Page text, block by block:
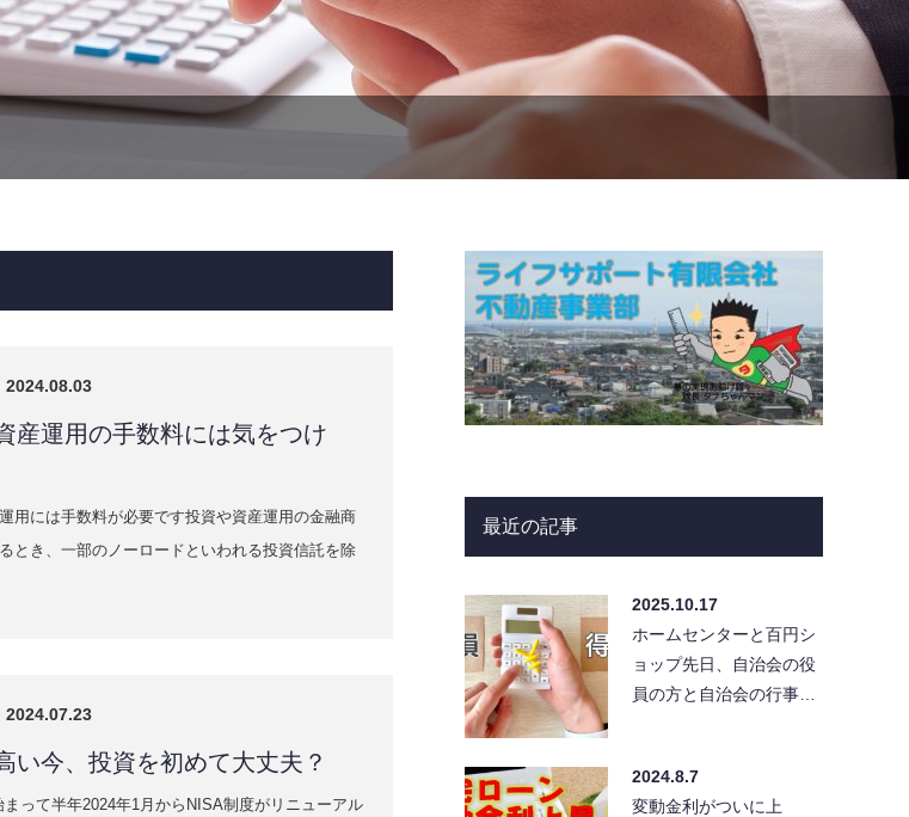
2024.08.03
産運用の手数料には気をつけ
用には手数料が必要です投資や資産運用の金融商
とき、一部のノーロードといわれる投資信託を除
2024.07.23
い今、投資を初めて大丈夫？
まって半年2024年1月からNISA制度がリニューアル
最近の記事
2025.10.17
ホームセンターと百円シ
ョップ先日、自治会の役
員の方と自治会の行事で
ま…
2024.8.7
変動金利がついに上